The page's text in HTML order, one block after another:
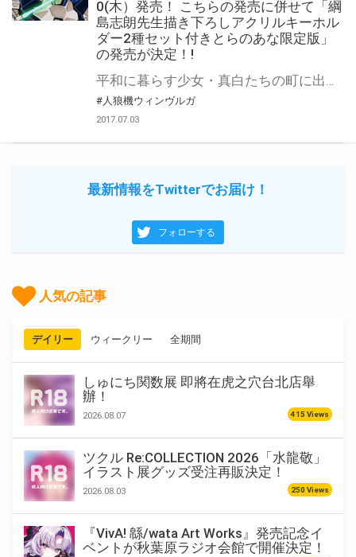
0(木）発売！ こちらの発売に併せて「綱
島志朗先生描き下ろしアクリルキーホル
ダー2種セット付きとらのあな限定版」
の発売が決定！!
#人狼機ウィンヴルガ
2017.07.03
最新情報をTwitterでお届け！
フォローする
人気の記事
デイリー ウィークリー 全期間
しゅにち関数展 即將在虎之穴台北店舉
辦！
2026.08.07 415 Views
ツクル Re:COLLECTION 2026「水龍敬」
イラスト展グッズ受注再販決定！
2026.08.03 250 Views
『VivA! 緜/wata Art Works』発売記念イ
ベントが秋葉原ラジオ会館で開催決定！